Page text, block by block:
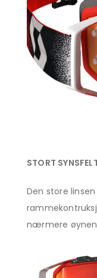
STORT
Den store
nærmere